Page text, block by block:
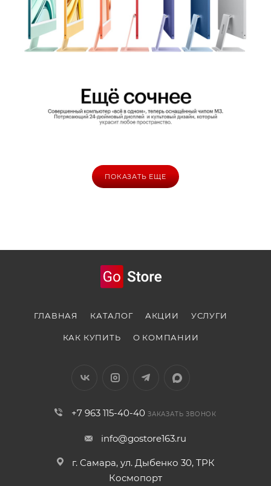
ПОКАЗАТЬ ЕЩЕ
ГЛАВНАЯ КАТАЛОГ АКЦИИ УСЛУГИ
КАК КУПИТЬ О КОМПАНИИ
+7 963 115-40-40 ЗАКАЗАТЬ ЗВОНОК
info@gostore163.ru
г. Самара, ул. Дыбенко 30, ТРК
Космопорт